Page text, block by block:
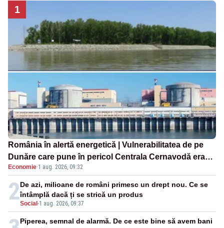
1
România în alertă energetică | Vulnerabilitatea de pe
Dunăre care pune în pericol Centrala Cernavodă era
cunoscută de pe vremea lui Ceaușescu
Economie·1 aug. 2026, 09:32
2Social -1 aug. 2026, 09:37
De azi, milioane de români primesc un drept nou. Ce se
întâmplă dacă ți se strică un produs
Piperea, semnal de alarmă. De ce este bine să avem bani